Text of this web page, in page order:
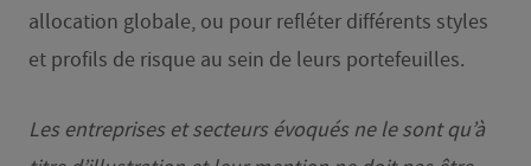
allocation globale, ou pour refléter différents styles
et profils de risque au sein de leurs portefeuilles.
Les entreprises et secteurs évoqués ne le sont qu’à